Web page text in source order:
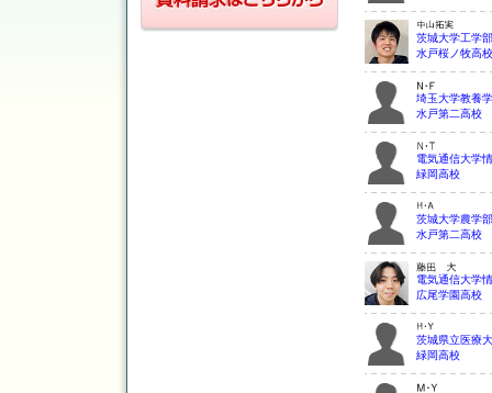
茨城大学工学部
水戸桜ノ牧高校
埼玉大学教養
水戸第二高校
電気通信大学
緑岡高校
茨城大学農学部
水戸第二高校
電気通信大学
広尾学園高校
茨城県立医療
緑岡高校